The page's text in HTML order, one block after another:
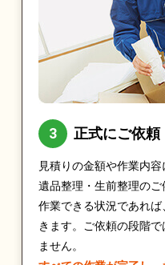
正式にご依頼
見積りの金額や作業内
遺品整理・生前整理の
作業できる状況であれ
きます。ご依頼の段階
ません。